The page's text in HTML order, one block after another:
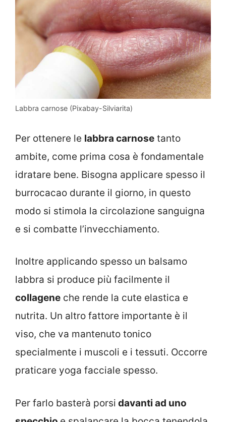
Labbra carnose (Pixabay-Silviarita)
Per ottenere le labbra carnose tanto
ambite, come prima cosa è fondamentale
idratare bene. Bisogna applicare spesso il
burrocacao durante il giorno, in questo
modo si stimola la circolazione sanguigna
e si combatte l’invecchiamento.
Inoltre applicando spesso un balsamo
labbra si produce più facilmente il
collagene che rende la cute elastica e
nutrita. Un altro fattore importante è il
viso, che va mantenuto tonico
specialmente i muscoli e i tessuti. Occorre
praticare yoga facciale spesso.
Per farlo basterà porsi davanti ad uno